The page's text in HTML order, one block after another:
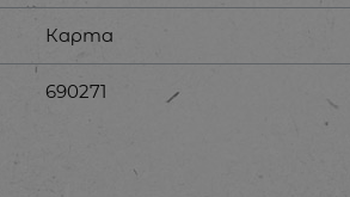
Карта
690271